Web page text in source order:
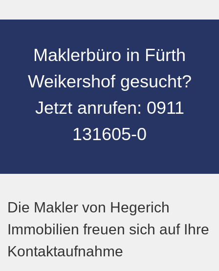
Maklerbüro in Fürth
Weikershof gesucht?
Jetzt anrufen: 0911
131605-0
Die Makler von Hegerich
Immobilien freuen sich auf Ihre
Kontaktaufnahme